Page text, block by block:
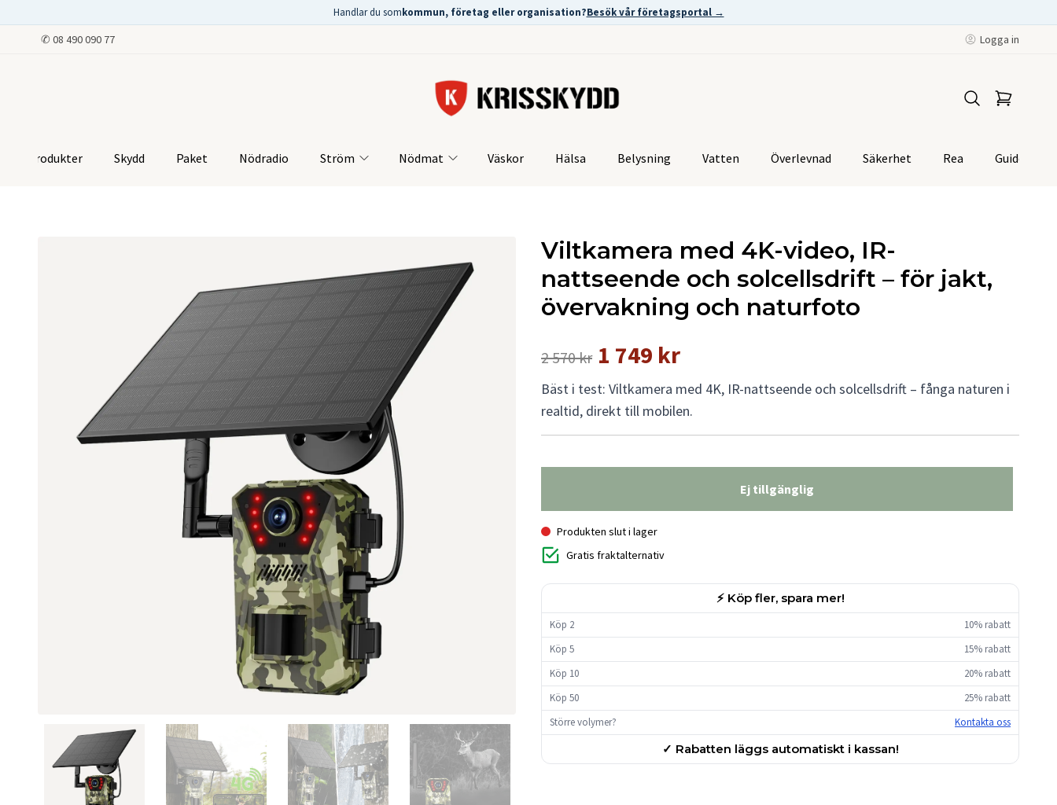
Handlar du somkommun, företag eller organisation?Besök vår företagsportal →
✆ 08 490 090 77 Logga in
Produkter Skydd Paket Nödradio Ström Nödmat Väskor Hälsa Belysning Vatten Överlevnad Säkerhet Rea Guider
Viltkamera med 4K-video, IR-
nattseende och solcellsdrift – för jakt,
övervakning och naturfoto
2 570 kr 1 749 kr
Bäst i test: Viltkamera med 4K, IR-nattseende och solcellsdrift – fånga naturen i
realtid, direkt till mobilen.
Ej tillgänglig
Produkten slut i lager
Gratis fraktalternativ
⚡ Köp fler, spara mer!
Köp 2
10% rabatt
Köp 5
15% rabatt
Köp 10
20% rabatt
Köp 50
25% rabatt
Större volymer?
Kontakta oss
✓ Rabatten läggs automatiskt i kassan!